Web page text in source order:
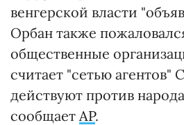
венгерской власти
Орбан также
общественные
считает "сетью агентов"
действуют против
сообщает AP.